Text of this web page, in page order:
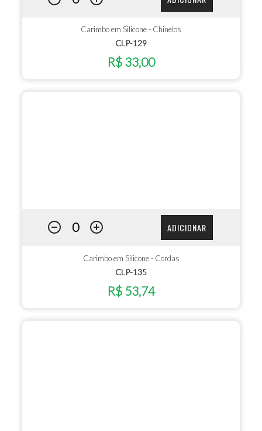
Carimbo em Silicone - Chinelos
CLP-129
R$ 33,00
ADICIONAR
Carimbo em Silicone - Cordas
CLP-135
R$ 53,74